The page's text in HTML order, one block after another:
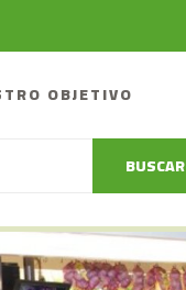
OBJETIVO
BUSCAR